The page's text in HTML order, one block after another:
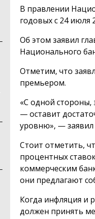
В правлении
годовых с 24 июля
Об этом заявил
Национального
Отметим, что
премьером.
«С одной стороны,
— оставит
уровню», —
Стоит отметить,
процентных
коммерческим
они предлагают
Когда инфляция и
должен принять